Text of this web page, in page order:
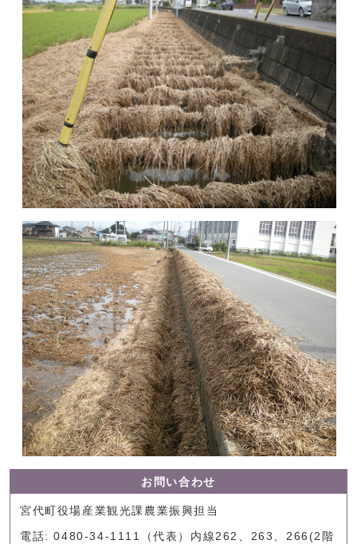
お問い合わせ
宮代町役場産業観光課農業振興担当
電話: 0480-34-1111（代表）内線262、263、266(2階